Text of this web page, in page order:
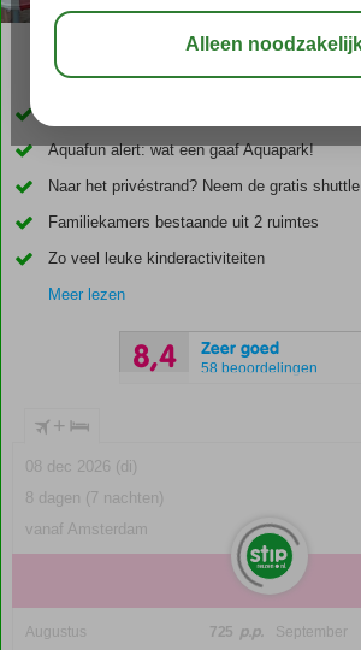
04:50 00:20 aug 34°C
Aquafun alert: wat een gaaf Aquapark!
Naar het privéstrand? Neem de gratis shuttle
Familiekamers bestaande uit 2 ruimtes
Zo veel leuke kinderactiviteiten
Meer lezen
8,4 Zeer goed
58 beoordelingen
+
08 dec 2026 (di)
8 dagen (7 nachten)
vanaf Amsterdam
Augustus 725 p.p. September